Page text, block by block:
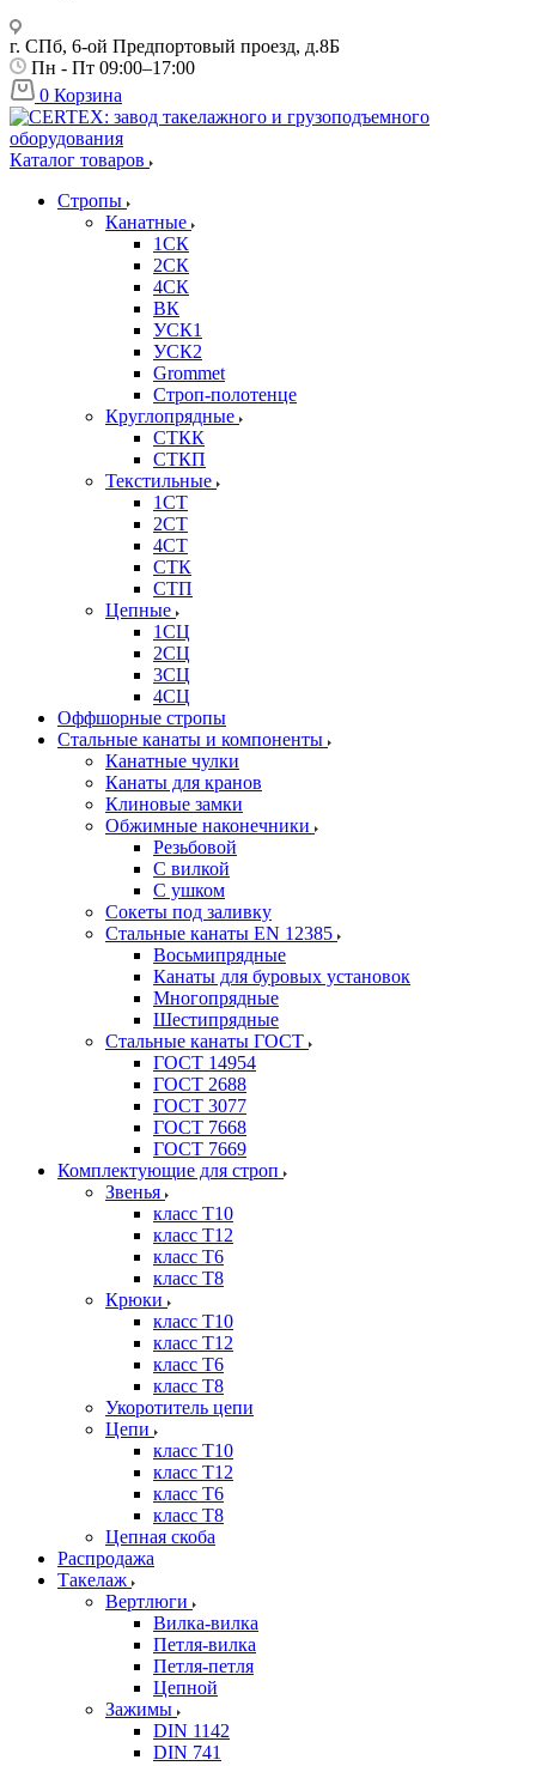
г. СПб, 6-ой Предпортовый проезд, д.8Б
Пн - Пт 09:00–17:00
0 Корзина
Каталог товаров
Стропы
Канатные
1СК
2СК
4СК
ВК
УСК1
УСК2
Grommet
Строп-полотенце
Круглопрядные
СТКК
СТКП
Текстильные
1СТ
2СТ
4СТ
СТК
СТП
Цепные
1СЦ
2СЦ
3СЦ
4СЦ
Оффшорные стропы
Стальные канаты и компоненты
Канатные чулки
Канаты для кранов
Клиновые замки
Обжимные наконечники
Резьбовой
С вилкой
С ушком
Сокеты под заливку
Стальные канаты EN 12385
Восьмипрядные
Канаты для буровых установок
Многопрядные
Шестипрядные
Стальные канаты ГОСТ
ГОСТ 14954
ГОСТ 2688
ГОСТ 3077
ГОСТ 7668
ГОСТ 7669
Комплектующие для строп
Звенья
класс Т10
класс Т12
класс Т6
класс Т8
Крюки
класс Т10
класс Т12
класс Т6
класс Т8
Укоротитель цепи
Цепи
класс Т10
класс Т12
класс Т6
класс Т8
Цепная скоба
Распродажа
Такелаж
Вертлюги
Вилка-вилка
Петля-вилка
Петля-петля
Цепной
Зажимы
DIN 1142
DIN 741